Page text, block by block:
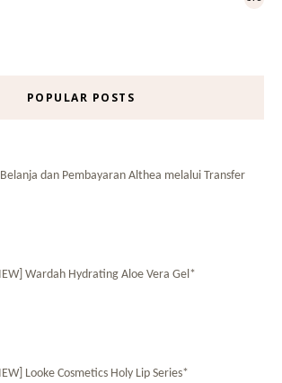
POPULAR POSTS
dan Pembayaran Althea melalui Transfer
Wardah Hydrating Aloe Vera Gel*
Looke Cosmetics Holy Lip Series*